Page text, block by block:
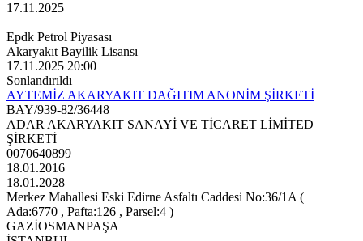
17.11.2025
Epdk Petrol Piyasası
Akaryakıt Bayilik Lisansı
17.11.2025 20:00
Sonlandırıldı
AYTEMİZ AKARYAKIT DAĞITIM ANONİM ŞİRKETİ
BAY/939-82/36448
ADAR AKARYAKIT SANAYİ VE TİCARET LİMİTED
ŞİRKETİ
0070640899
18.01.2016
18.01.2028
Merkez Mahallesi Eski Edirne Asfaltı Caddesi No:36/1A (
Ada:6770 , Pafta:126 , Parsel:4 )
GAZİOSMANPAŞA